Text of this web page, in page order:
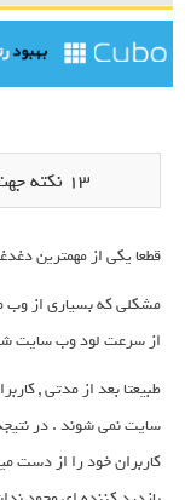
13 نکته جهت افزایش سرعت بارگذاری وب سایت
قطعا یکی از مهمترین
مشکلی که بسیاری از وب
از سرعت لود وب سایت
طبیعتا بعد از مدتی ,
سایت نمی شوند . در
کاربران خود را از دست